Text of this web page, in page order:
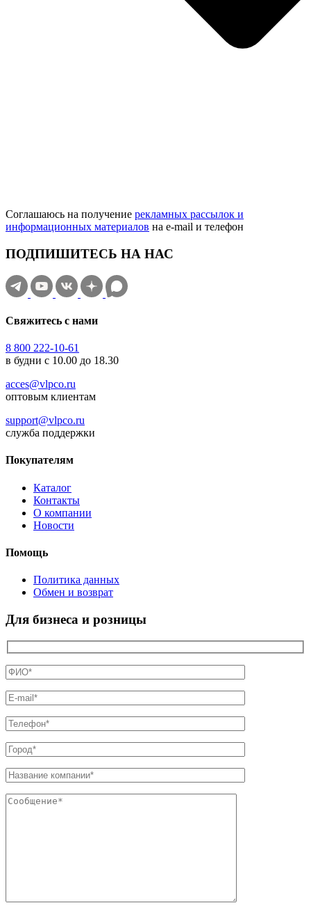
Соглашаюсь на получение рекламных рассылок и
информационных материалов на e‑mail и телефон
ПОДПИШИТЕСЬ НА НАС
Свяжитесь с нами
8 800 222-10-61
в будни с 10.00 до 18.30
acces@vlpco.ru
оптовым клиентам
support@vlpco.ru
служба поддержки
Покупателям
Каталог
Контакты
О компании
Новости
Помощь
Политика данных
Обмен и возврат
Для бизнеса и розницы